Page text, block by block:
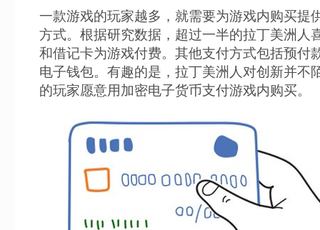
一款游戏的玩家越多，就需要为游戏内购买提
方式。根据研究数据，超过一半的拉丁美洲人
和借记卡为游戏付费。其他支付方式包括预付
电子钱包。有趣的是，拉丁美洲人对创新并不
的玩家愿意用加密电子货币支付游戏内购买。